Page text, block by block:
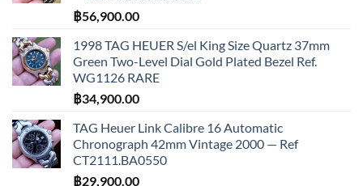
฿56,900.00
1998 TAG HEUER S/el King Size Quartz 37mm
Green Two-Level Dial Gold Plated Bezel Ref.
WG1126 RARE
฿34,900.00
TAG Heuer Link Calibre 16 Automatic
Chronograph 42mm Vintage 2000 — Ref
CT2111.BA0550
฿29,900.00